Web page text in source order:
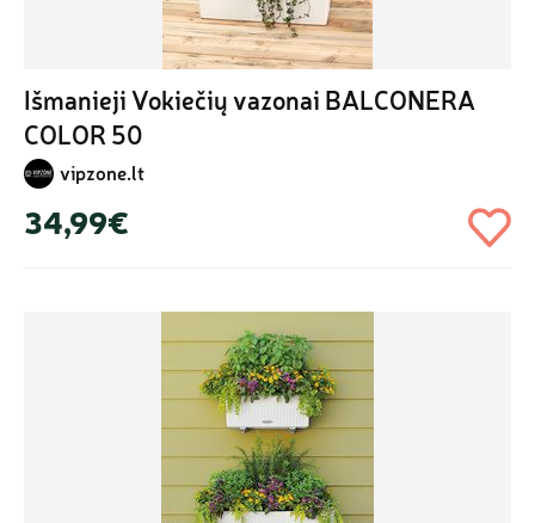
Išmanieji Vokiečių vazonai BALCONERA
COLOR 50
vipzone.lt
34,99€